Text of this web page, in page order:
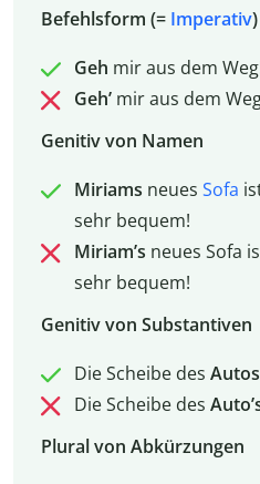
Befehlsform (= Imperativ
Geh mir aus dem
Geh’mir aus dem
Genitiv von Namen
Miriams neues Sofa
sehr bequem!
Miriam’s neues Sofa
sehr bequem!
Genitiv von Substantiven
Die Scheibe des Autos
Die Scheibe des
Plural von Abkürzungen